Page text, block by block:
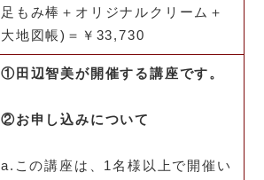
足もみ棒＋オリジナルクリーム＋
大地図帳)＝￥33,730
①田辺智美が開催する講座です。
②お申し込みについて
a.この講座は、1名様以上で開催い